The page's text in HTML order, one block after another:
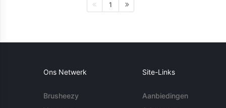
1
Ons Netwerk
Brusheezy
Site-Links
Aanbiedingen